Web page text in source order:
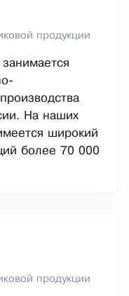
продукции
На наших
широкий
более 70 000
продукции